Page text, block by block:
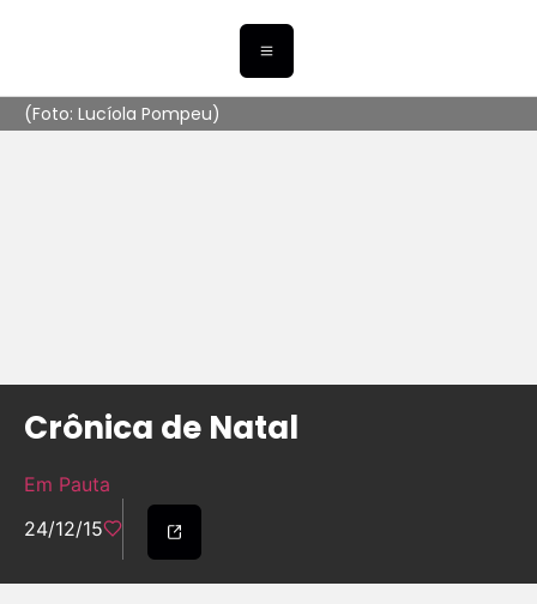
(Foto: Lucíola Pompeu)
Crônica de Natal
Em Pauta
24/12/15